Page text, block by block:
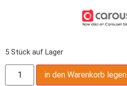
5 Stück auf Lager
in den Warenkorb legen